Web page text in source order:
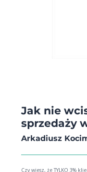
Jak nie
sprzedaży
Arkadiusz
Czy wiesz, że TYLKO 3%